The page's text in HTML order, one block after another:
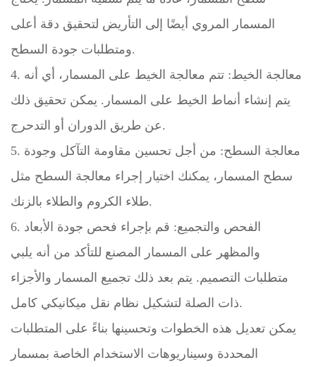
المسمار المروي أيضًا إلى التأريض لتحقيق دقة أعلى
ومتطلبات جودة السطح.
4. معالجة الخيط: تتم معالجة الخيط على المسمار، أي أنه
يتم إنشاء أنماط الخيط على المسمار. يمكن تحقيق ذلك
عن طريق الدوران أو التدحرج.
5. معالجة السطح: من أجل تحسين مقاومة التآكل وجودة
سطح المسمار، يمكنك اختيار إجراء معالجة السطح مثل
طلاء الكروم والطلاء بالزنك.
6. الفحص والتجميع: قم بإجراء فحص جودة الأبعاد
والمظهر على المسمار المصنع للتأكد من أنه يلبي
متطلبات التصميم. يتم بعد ذلك تجميع المسمار والأجزاء
ذات الصلة لتشكيل نظام نقل ميكانيكي كامل.
يمكن تعديل هذه الخطوات وتحسينها بناءً على المتطلبات
المحددة وسيناريوهات الاستخدام الخاصة بمسمار